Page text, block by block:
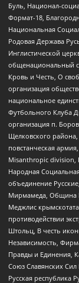
Буль, Национал-
Формат-18,
Национальная
Родовая Держава
Инглистической
общенациональный
Кровь и Честь, О
организация
национальное
Футбольного Клуба
организация п.
Щелковского
повстанческая
Misanthropic division,
Народная
объединение
Мирмамеда, Община
Меджлис
противодействии
Штольц, В честь
Независимость,
Правды и Единения,
Союз Славянских Сил
Русская республика